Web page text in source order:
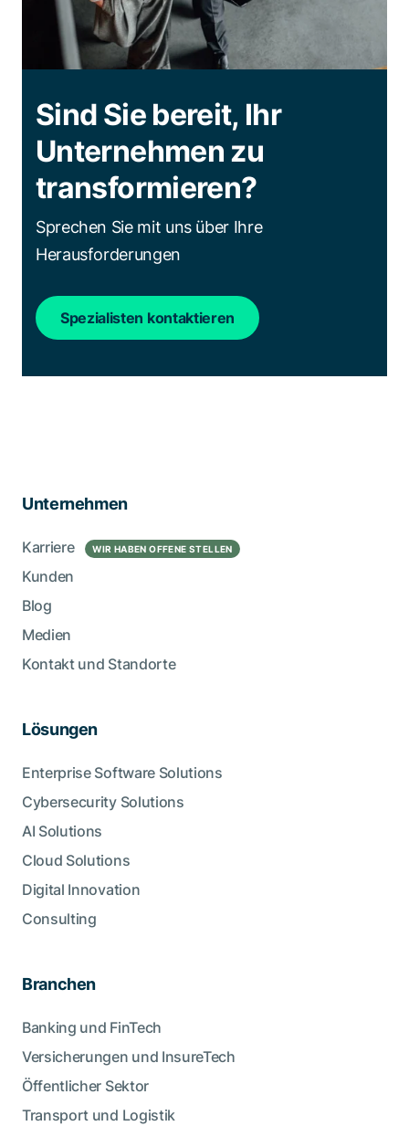
Sind Sie bereit, Ihr
Unternehmen zu
transformieren?
Sprechen Sie mit uns über Ihre
Herausforderungen
Spezialisten kontaktieren
Unternehmen
Karriere WIR HABEN OFFENE STELLEN
Kunden
Blog
Medien
Kontakt und Standorte
Lösungen
Enterprise Software Solutions
Cybersecurity Solutions
AI Solutions
Cloud Solutions
Digital Innovation
Consulting
Branchen
Banking und FinTech
Versicherungen und InsureTech
Öffentlicher Sektor
Transport und Logistik